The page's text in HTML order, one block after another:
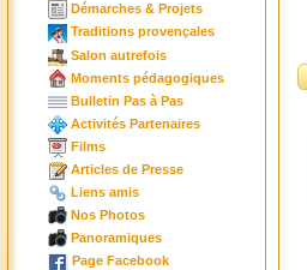
Démarches & Projets
Traditions provençales
Salon autrefois
Moments pédagogiques
Bulletin Pas à Pas
Activités Partenaires
Films
Articles de Presse
Liens amis
Nos Photos
Panoramiques
Page Facebook